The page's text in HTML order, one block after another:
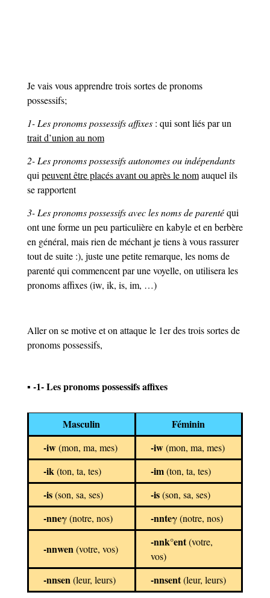
Je vais vous apprendre trois sortes de pronoms
possessifs;
1- Les pronoms possessifs affixes: qui sont liés par un
trait d’union au nom
2- Les pronoms possessifs autonomes ou indépendants
qui peuvent être placés avant ou après le nomauquel ils
se rapportent
3- Les pronoms possessifs avec les noms de parentéqui
ont une forme un peu particulière en kabyle et en berbère
en général, mais rien de méchant je tiens à vous rassurer
tout de suite :), juste une petite remarque, les noms de
parenté qui commencent par une voyelle, on utilisera les
pronoms affixes (iw, ik, is, im, …)
Aller on se motive et on attaque le 1er des trois sortes de
pronoms possessifs,
▪ -1- Les pronoms possessifs affixes
Masculin
Féminin
-iw(mon, ma, mes) -iw(mon, ma, mes)
-ik (ton, ta, tes) -im(ton, ta, tes)
-is(son, sa, ses) -is(son, sa, ses)
-nneγ(notre, nos) -nnteγ(notre, nos)
-nnwen (votre, vos)
-nnk°ent(votre,
vos)
-nnsen (leur, leurs) -nnsent(leur, leurs)